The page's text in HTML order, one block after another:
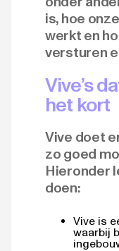
is, hoe
werkt en
versturen
Vive’s
het kort
Vive doet
zo goed
Hieronder
doen:
Vive is
waarbij